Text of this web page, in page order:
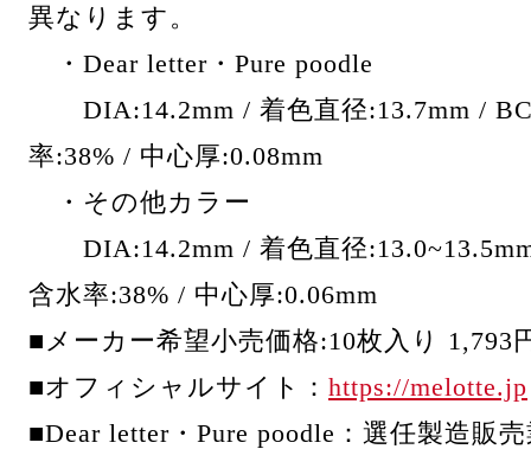
異なります。
・Dear letter・Pure poodle
DIA:14.2mm / 着色直径:13.7mm /
率:38% / 中心厚:0.08mm
・その他カラー
DIA:14.2mm / 着色直径
含水率:38% / 中心厚:0.06mm
■メーカー希望小売価格:10枚入り 1,793
■オフィシャルサイト： https://melotte.jp
■Dear letter・Pure poodle：選任製造販